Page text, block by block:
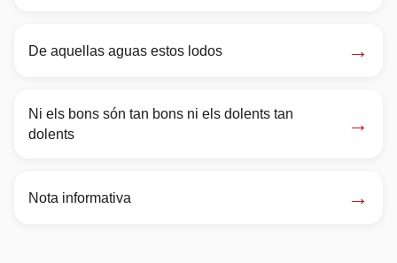
De aquellas aguas estos lodos →
Ni els bons són tan bons ni els dolents tan
dolents
→
Nota informativa →